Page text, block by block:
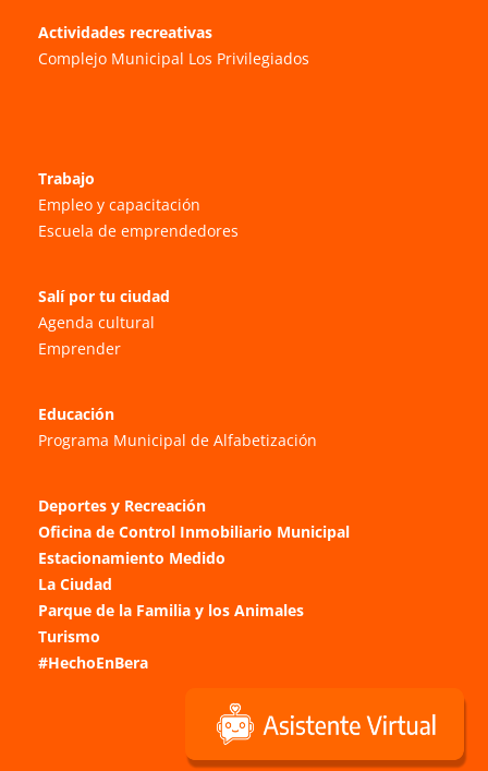
Actividades recreativas
Complejo Municipal Los Privilegiados
Trabajo
Empleo y capacitación
Escuela de emprendedores
Salí por tu ciudad
Agenda cultural
Emprender
Educación
Programa Municipal de Alfabetización
Deportes y Recreación
Oficina de Control Inmobiliario Municipal
Estacionamiento Medido
La Ciudad
Parque de la Familia y los Animales
Turismo
#HechoEnBera